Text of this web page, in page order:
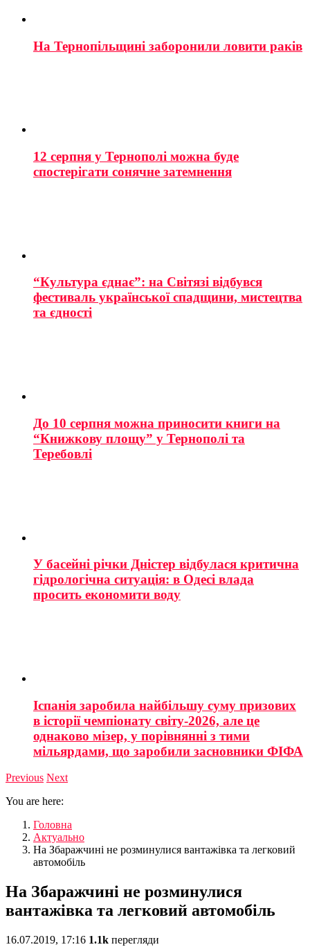
На Тернопільщині заборонили ловити раків
12 серпня у Тернополі можна буде
спостерігати сонячне затемнення
“Культура єднає”: на Світязі відбувся
фестиваль української спадщини, мистецтва
та єдності
До 10 серпня можна приносити книги на
“Книжкову площу” у Тернополі та
Теребовлі
У басейні річки Дністер відбулася критична
гідрологічна ситуація: в Одесі влада
просить економити воду
Іспанія заробила найбільшу суму призових
в історії чемпіонату світу-2026, але це
однаково мізер, у порівнянні з тими
мільярдами, що заробили засновники ФІФА
Previous Next
You are here:
Головна
Актуально
На Збаражчині не розминулися вантажівка та легковий
автомобіль
На Збаражчині не розминулися
вантажівка та легковий автомобіль
16.07.2019, 17:16 1.1k перегляди